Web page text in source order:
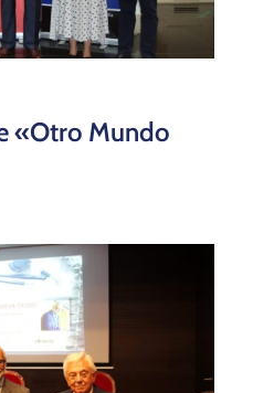
«Otro Mundo